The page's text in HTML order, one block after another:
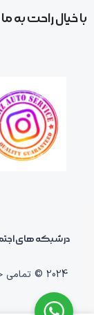
با خیال راحت به
در شبکه های
2024 ©